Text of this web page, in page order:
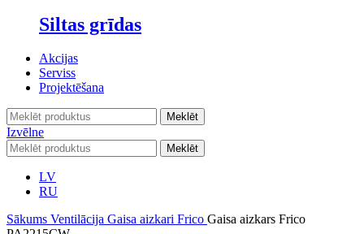
Siltas grīdas
Akcijas
Serviss
Projektēšana
Meklēt
Izvēlne
Meklēt
LV
RU
Sākums Ventilācija Gaisa aizkari Frico Gaisa aizkars Frico